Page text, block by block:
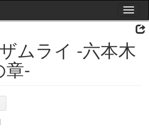
Toggle
ムライ -六本木
章-